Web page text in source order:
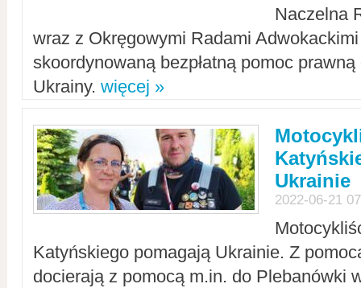
Naczelna
wraz z Okręgowymi Radami Adwokackimi
skoordynowaną bezpłatną pomoc
Ukrainy. więcej »
Ukrainie
2022-06-21
Katyńskiego pomagają Ukrainie. Z
docierają z pomocą m.in. do Plebanówki